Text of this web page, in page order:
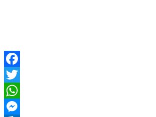
Facebook
Twitter
WhatsApp